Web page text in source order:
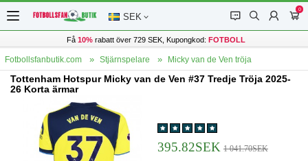
SEK 󰂱 󰂨 󰃳
0
󰃦
Få 10%rabatt över 729 SEK, Kupongkod: FOTBOLL
Fotbollsfanbutik.com Stjärnspelare Micky van de Ven tröja
Tottenham Hotspur Micky van de Ven #37 Tredje Tröja 2025-
26 Korta ärmar
395.82SEK 1 041.70SEK